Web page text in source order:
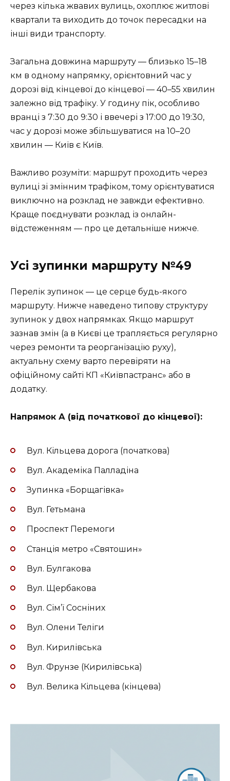
через кілька жвавих вулиць, охоплює житлові
квартали та виходить до точок пересадки на
інші види транспорту.
Загальна довжина маршруту — близько 15–18
км в одному напрямку, орієнтовний час у
дорозі від кінцевої до кінцевої — 40–55 хвилин
залежно від трафіку. У годину пік, особливо
вранці з 7:30 до 9:30 і ввечері з 17:00 до 19:30,
час у дорозі може збільшуватися на 10–20
хвилин — Київ є Київ.
Важливо розуміти: маршрут проходить через
вулиці зі змінним трафіком, тому орієнтуватися
виключно на розклад не завжди ефективно.
Краще поєднувати розклад із онлайн-
відстеженням — про це детальніше нижче.
Усі зупинки маршруту №49
Перелік зупинок — це серце будь-якого
маршруту. Нижче наведено типову структуру
зупинок у двох напрямках. Якщо маршрут
зазнав змін (а в Києві це трапляється регулярно
через ремонти та реорганізацію руху),
актуальну схему варто перевіряти на
офіційному сайті КП «Київпастранс» або в
додатку.
Напрямок А (від початкової до кінцевої):
Вул. Кільцева дорога (початкова)
Вул. Академіка Палладіна
Зупинка «Борщагівка»
Вул. Гетьмана
Проспект Перемоги
Станція метро «Святошин»
Вул. Булгакова
Вул. Щербакова
Вул. Сім’ї Сосніних
Вул. Олени Теліги
Вул. Кирилівська
Вул. Фрунзе (Кирилівська)
Вул. Велика Кільцева (кінцева)